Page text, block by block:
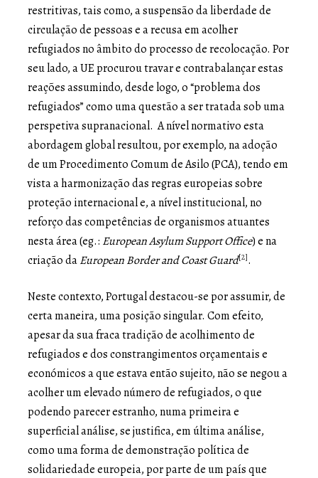
restritivas, tais como, a suspensão da liberdade de
circulação de pessoas e a recusa em acolher
refugiados no âmbito do processo de recolocação. Por
seu lado, a UE procurou travar e contrabalançar estas
reações assumindo, desde logo, o “problema dos
refugiados” como uma questão a ser tratada sob uma
perspetiva supranacional. A nível normativo esta
abordagem global resultou, por exemplo, na adoção
de um Procedimento Comum de Asilo (PCA), tendo em
vista a harmonização das regras europeias sobre
proteção internacional e, a nível institucional, no
reforço das competências de organismos atuantes
nesta área (eg.: European Asylum Support Office) e na
criação daEuropean Border and Coast Guard[2].
Neste contexto, Portugal destacou-se por assumir, de
certa maneira, uma posição singular. Com efeito,
apesar da sua fraca tradição de acolhimento de
refugiados e dos constrangimentos orçamentais e
económicos a que estava então sujeito, não se negou a
acolher um elevado número de refugiados, o que
podendo parecer estranho, numa primeira e
superficial análise, se justifica, em última análise,
como uma forma de demonstração política de
solidariedade europeia, por parte de um país que